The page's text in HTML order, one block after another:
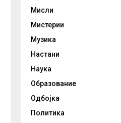
Мисли
Мистерии
Музика
Настани
Наука
Образование
Одбојка
Политика